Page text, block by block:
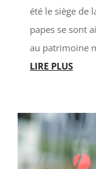
été le siège de
papes se sont
au patrimoine
LIRE PLUS